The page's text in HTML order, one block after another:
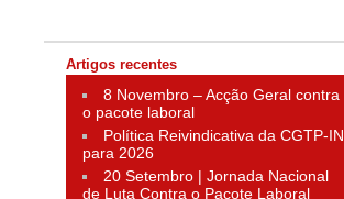
Artigos recentes
8 Novembro – Acção Geral contra
o pacote laboral
Política Reivindicativa da CGTP-IN
para 2026
20 Setembro | Jornada Nacional
de Luta Contra o Pacote Laboral